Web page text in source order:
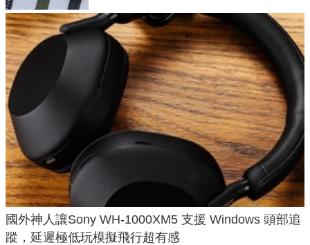
國外神人讓Sony WH-1000XM5 支援 Windows 頭部追
蹤，延遲極低玩模擬飛行超有感